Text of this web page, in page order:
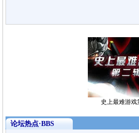
史上最难游戏
论坛热点·BBS